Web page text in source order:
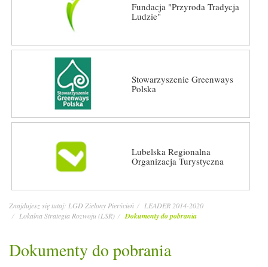
Fundacja "Przyroda Tradycja
Ludzie"
Stowarzyszenie Greenways
Polska
Lubelska Regionalna
Organizacja Turystyczna
Znajdujesz się tutaj: LGD Zielony Pierścień
LEADER 2014-2020
Lokalna Strategia Rozwoju (LSR)
Dokumenty do pobrania
Dokumenty do pobrania